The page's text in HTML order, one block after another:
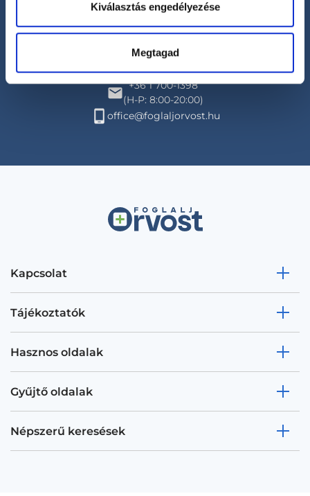
Kiválasztás engedélyezése
Megtagad
Segíthetünk?
+36 1 700-1398
(H-P: 8:00-20:00)
office@foglaljorvost.hu
Kapcsolat
Tájékoztatók
Hasznos oldalak
Gyűjtő oldalak
Népszerű keresések